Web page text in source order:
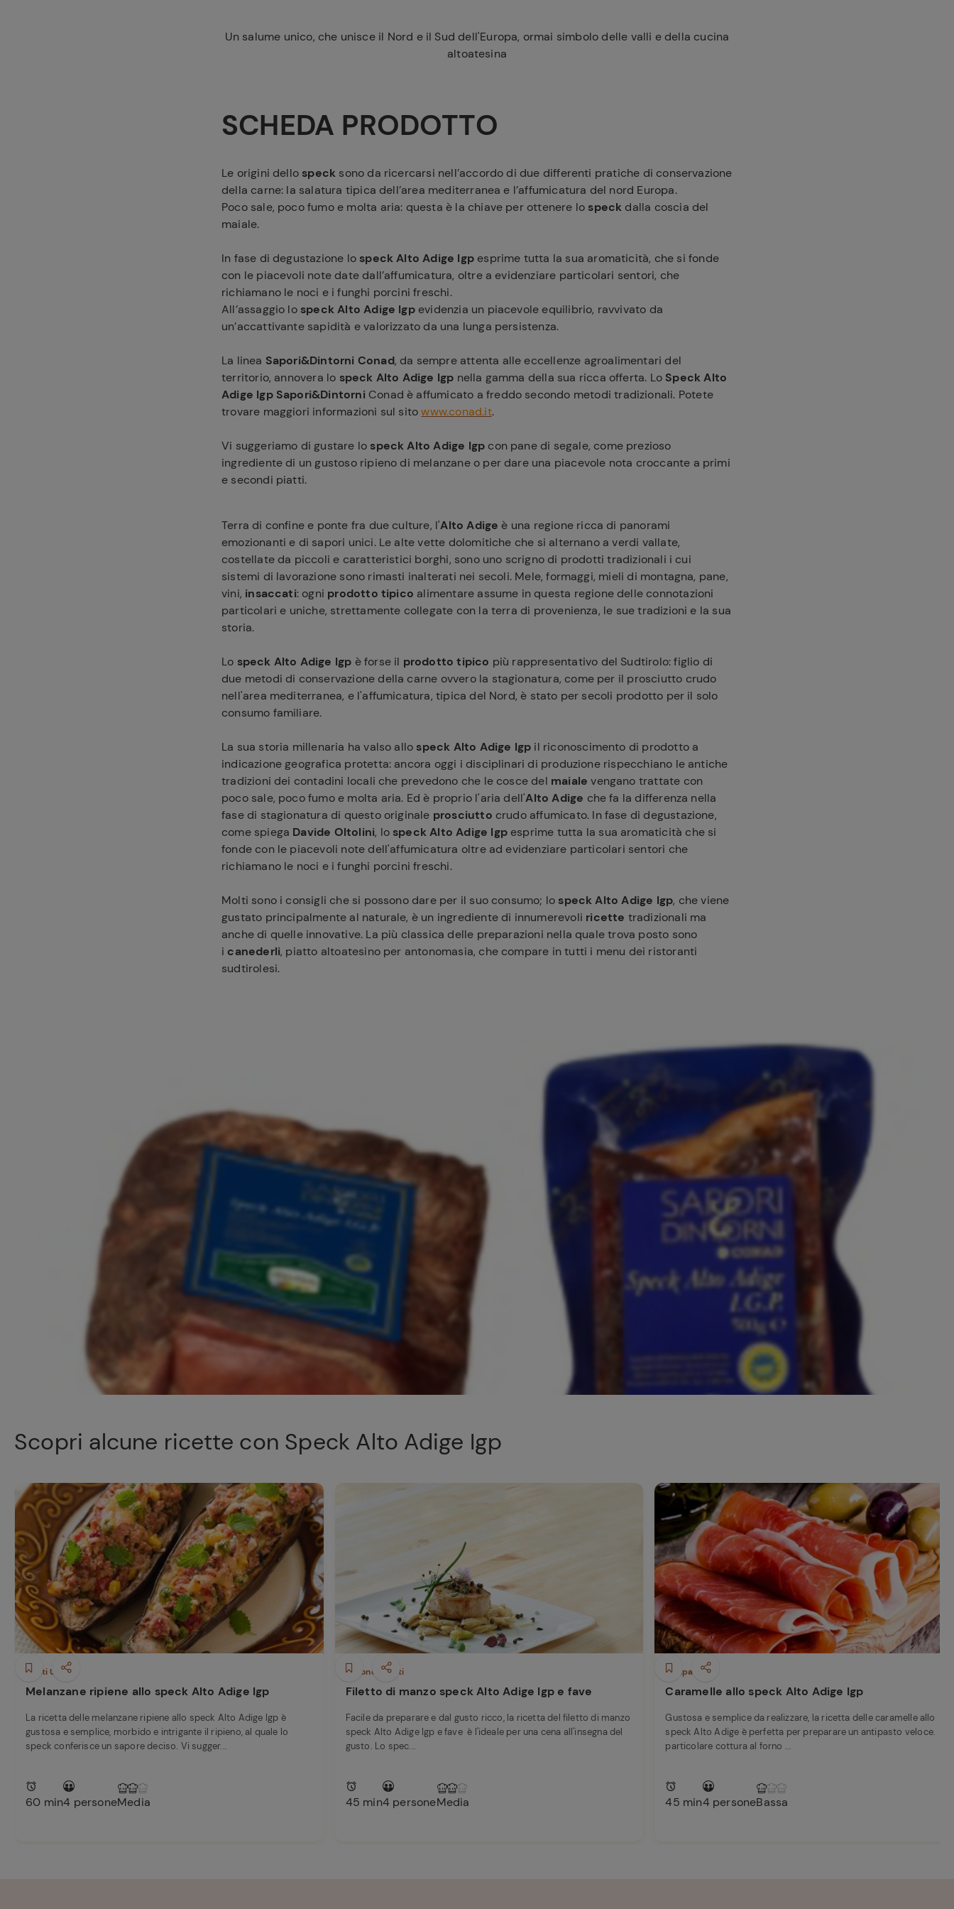
Un salume unico, che unisce il Nord e il Sud dell'Europa, ormai simbolo delle valli e della cucina
altoatesina
SCHEDA PRODOTTO
Le origini dello speck sono da ricercarsi nell’accordo di due differenti pratiche di conservazione
della carne: la salatura tipica dell’area mediterranea e l’affumicatura del nord Europa.
Poco sale, poco fumo e molta aria: questa è la chiave per ottenere lo speck dalla coscia del
maiale.
In fase di degustazione lo speck Alto Adige Igpesprime tutta la sua aromaticità, che si fonde
con le piacevoli note date dall’affumicatura, oltre a evidenziare particolari sentori, che
richiamano le noci e i funghi porcini freschi.
All’assaggio lo speck Alto Adige Igpevidenzia un piacevole equilibrio, ravvivato da
un’accattivante sapidità e valorizzato da una lunga persistenza.
La linea Sapori&Dintorni Conad, da sempre attenta alle eccellenze agroalimentari del
territorio, annovera lo speck Alto Adige Igp nella gamma della sua ricca offerta. Lo Speck Alto
Adige Igp Sapori&DintorniConad è affumicato a freddo secondo metodi tradizionali. Potete
trovare maggiori informazioni sul sitowww.conad.it.
Vi suggeriamo di gustare lo speck Alto Adige Igp con pane di segale, come prezioso
ingrediente di un gustoso ripieno di melanzane o per dare una piacevole nota croccante a primi
e secondi piatti.
Terra di confine e ponte fra due culture, l'Alto Adige è una regione ricca di panorami
emozionanti e di sapori unici. Le alte vette dolomitiche che si alternano a verdi vallate,
costellate da piccoli e caratteristici borghi, sono uno scrigno di prodotti tradizionali i cui
sistemi di lavorazione sono rimasti inalterati nei secoli. Mele, formaggi, mieli di montagna, pane,
vini, insaccati: ogni prodotto tipico alimentare assume in questa regione delle connotazioni
particolari e uniche, strettamente collegate con la terra di provenienza, le sue tradizioni e la sua
storia.
Lo speck Alto Adige Igp è forse il prodotto tipico più rappresentativo del Sudtirolo: figlio di
due metodi di conservazione della carne ovvero la stagionatura, come per il prosciutto crudo
nell'area mediterranea, e l'affumicatura, tipica del Nord, è stato per secoli prodotto per il solo
consumo familiare.
La sua storia millenaria ha valso allo speck Alto Adige Igp il riconoscimento di prodotto a
indicazione geografica protetta: ancora oggi i disciplinari di produzione rispecchiano le antiche
tradizioni dei contadini locali che prevedono che le cosce del maiale vengano trattate con
poco sale, poco fumo e molta aria. Ed è proprio l'aria dell'Alto Adige che fa la differenza nella
fase di stagionatura di questo originale prosciutto crudo affumicato. In fase di degustazione,
come spiega Davide Oltolini, lo speck Alto Adige Igpesprime tutta la sua aromaticità che si
fonde con le piacevoli note dell'affumicatura oltre ad evidenziare particolari sentori che
richiamano le noci e i funghi porcini freschi.
Molti sono i consigli che si possono dare per il suo consumo; lo speck Alto Adige Igp, che viene
gustato principalmente al naturale, è un ingrediente di innumerevoli ricette tradizionali ma
anche di quelle innovative. La più classica delle preparazioni nella quale trova posto sono
i canederli, piatto altoatesino per antonomasia, che compare in tutti i menu dei ristoranti
sudtirolesi.
Scopri alcune ricette con Speck Alto Adige Igp
Piatti Unici
Melanzane ripiene allo speck Alto Adige Igp
La ricetta delle melanzane ripiene allo speck Alto Adige Igp è
gustosa e semplice, morbido e intrigante il ripieno, al quale lo
speck conferisce un sapore deciso. Vi sugger...
60 min4 personeMedia
Secondi piatti
Filetto di manzo speck Alto Adige Igp e fave
Facile da preparare e dal gusto ricco, la ricetta del filetto di manzo
speck Alto Adige Igp e fave è l'ideale per una cena all'insegna del
gusto. Lo spec...
45 min4 personeMedia
Antipasti
Caramelle allo speck Alto Adige Igp
Gustosa e semplice da realizzare, la ricetta delle caramelle allo
speck Alto Adige è perfetta per preparare un antipasto veloce. La
particolare cottura al forno ...
45 min4 personeBassa
Ricette preferite